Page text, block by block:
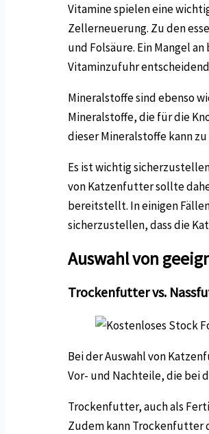
Vitamine spielen eine
Zellerneuerung. Zu den
und Folsäure. Ein Mangel
Vitaminzufuhr
Mineralstoffe sind ebenso
Mineralstoffe, die für die
dieser Mineralstoffe kann
Es ist wichtig
von Katzenfutter sollte
bereitstellt. In einigen
sicherzustellen, dass die
Auswahl von
Trockenfutter vs.
Bei der Auswahl von
Vor- und Nachteile, die bei
Trockenfutter, auch als
Zudem kann Trockenfutter